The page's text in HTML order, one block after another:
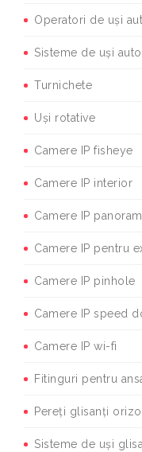
Operatori de uși
Sisteme de uși
Turnichete
Uși rotative
Camere IP fisheye
Camere IP interior
Camere IP
Camere IP pentru
Camere IP pinhole
Camere IP speed
Camere IP wi-fi
Fitinguri pentru
Pereți glisanți
Sisteme de uși